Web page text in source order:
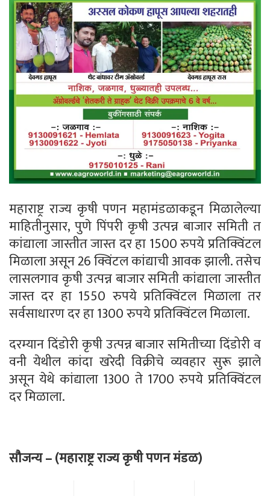
महाराष्ट्र राज्य कृषी पणन महामंडळाकडून मिळालेल्या
माहितीनुसार, पुणे पिंपरी कृषी उत्पन्न बाजार समिती त
कांद्याला जास्तीत जास्त दर हा 1500 रुपये प्रतिक्विंटल
मिळाला असून 26 क्विंटल कांद्याची आवक झाली. तसेच
लासलगाव कृषी उत्पन्न बाजार समिती कांद्याला जास्तीत
जास्त दर हा 1550 रुपये प्रतिक्विंटल मिळाला तर
सर्वसाधारण दर हा 1300 रुपये प्रतिक्विंटल मिळाला.
दरम्यान दिंडोरी कृषी उत्पन्न बाजार समितीच्या दिंडोरी व
वनी येथील कांदा खरेदी विक्रीचे व्यवहार सुरू झाले
असून येथे कांद्याला 1300 ते 1700 रुपये प्रतिक्विंटल
दर मिळाला.
सौजन्य – (महाराष्ट्र राज्य कृषी पणन मंडळ)